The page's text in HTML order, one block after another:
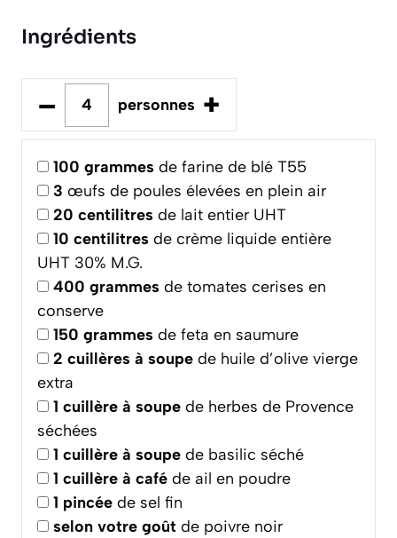
Ingrédients
– personnes +
100 grammes de farine de blé T55
3 œufs de poules élevées en plein air
20 centilitres de lait entier UHT
10 centilitres de crème liquide entière
UHT 30% M.G.
400 grammes de tomates cerises en
conserve
150 grammes de feta en saumure
2 cuillères à soupe de huile d’olive vierge
extra
1 cuillère à soupe de herbes de Provence
séchées
1 cuillère à soupe de basilic séché
1 cuillère à café de ail en poudre
1 pincée de sel fin
selon votre goût de poivre noir